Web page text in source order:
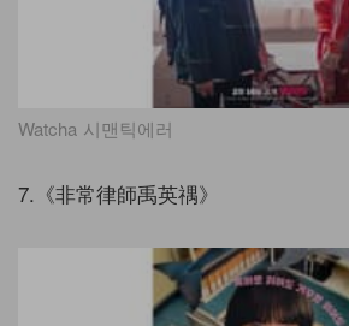
Watcha 시맨틱에러
7.《非常律師禹英禑》